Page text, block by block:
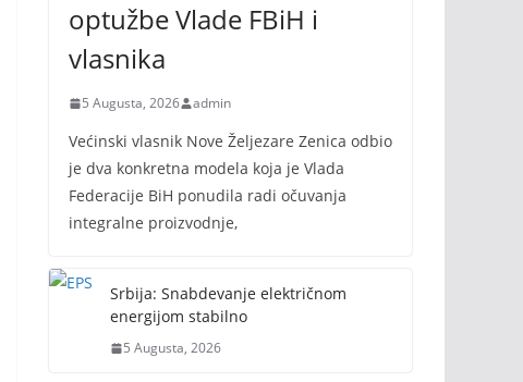
optužbe Vlade FBiH i
vlasnika
5 Augusta, 2026 admin
Većinski vlasnik Nove Željezare Zenica odbio
je dva konkretna modela koja je Vlada
Federacije BiH ponudila radi očuvanja
integralne proizvodnje,
Srbija: Snabdevanje električnom
energijom stabilno
5 Augusta, 2026